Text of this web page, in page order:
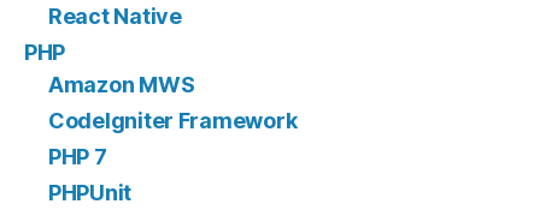
React Native
PHP
Amazon MWS
CodeIgniter Framework
PHP 7
PHPUnit